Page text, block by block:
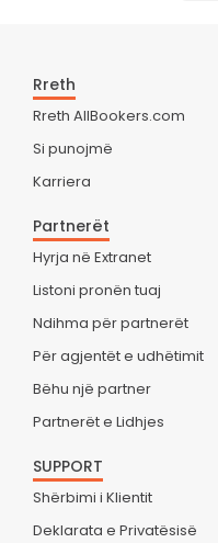
Rreth
Rreth AllBookers.com
Si punojmë
Karriera
Partnerët
Hyrja në Extranet
Listoni pronën tuaj
Ndihma për partnerët
Për agjentët e udhëtimit
Bëhu një partner
Partnerët e Lidhjes
SUPPORT
Shërbimi i Klientit
Deklarata e Privatësisë